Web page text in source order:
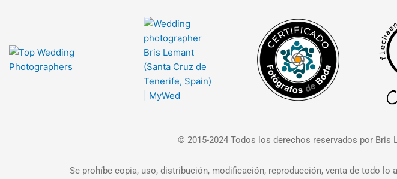
© 2015-2024 Todos los derechos reservados por Bris
Se prohíbe copia, uso, distribución, modificación, reproducción, venta de todo